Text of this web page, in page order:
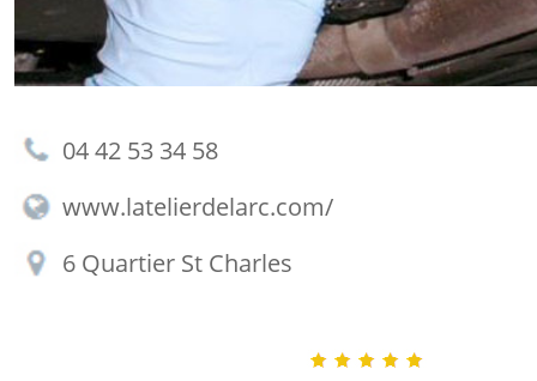
04 42 53 34 58
www.latelierdelarc.com/
6 Quartier St Charles